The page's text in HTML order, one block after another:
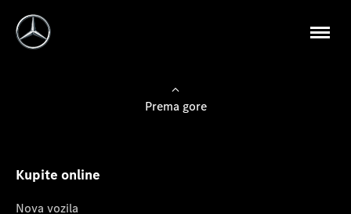
Prema gore
Kupite online
Nova vozila